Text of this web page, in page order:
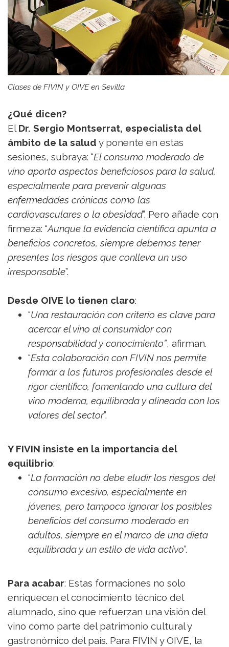
Clases de FIVIN y OIVE en Sevilla
¿Qué dicen?
El Dr. Sergio Montserrat, especialista del
ámbito de la salud y ponente en estas
sesiones, subraya: “El consumo moderado de
vino aporta aspectos beneficiosos para la salud,
especialmente para prevenir algunas
enfermedades crónicas como las
cardiovasculares o la obesidad”. Pero añade con
firmeza: “Aunque la evidencia científica apunta a
beneficios concretos, siempre debemos tener
presentes los riesgos que conlleva un uso
irresponsable”.
Desde OIVE lo tienen claro:
“Una restauración con criterio es clave para
acercar el vino al consumidor con
responsabilidad y conocimiento”, afirman.
“Esta colaboración con FIVIN nos permite
formar a los futuros profesionales desde el
rigor científico, fomentando una cultura del
vino moderna, equilibrada y alineada con los
valores del sector”.
Y FIVIN insiste en la importancia del
equilibrio:
“La formación no debe eludir los riesgos del
consumo excesivo, especialmente en
jóvenes, pero tampoco ignorar los posibles
beneficios del consumo moderado en
adultos, siempre en el marco de una dieta
equilibrada y un estilo de vida activo”.
Para acabar: Estas formaciones no solo
enriquecen el conocimiento técnico del
alumnado, sino que refuerzan una visión del
vino como parte del patrimonio cultural y
gastronómico del país. Para FIVIN y OIVE, la